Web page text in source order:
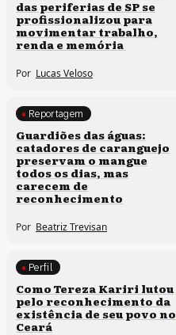
das periferias de SP se
profissionalizou para
movimentar trabalho,
renda e memória
Por Lucas Veloso
Clima e cultura
Reportagem
Guardiões das águas:
catadores de caranguejo
preservam o mangue
todos os dias, mas
carecem de
reconhecimento
Por Beatriz Trevisan
Comunidades tradicionais
Perfil
Como Tereza Kariri lutou
pelo reconhecimento da
existência de seu povo no
Ceará